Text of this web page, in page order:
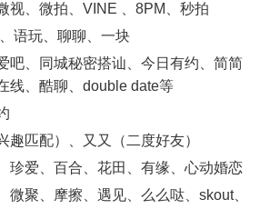
视、微拍、VINE 、8PM、秒拍
语玩、聊聊、一块
吧、同城秘密搭讪、今日有约、简简
线、酷聊、double date等
趣匹配）、又又（二度好友）
珍爱、百合、花田、有缘、心动婚恋
微聚、摩擦、遇见、么么哒、skout、